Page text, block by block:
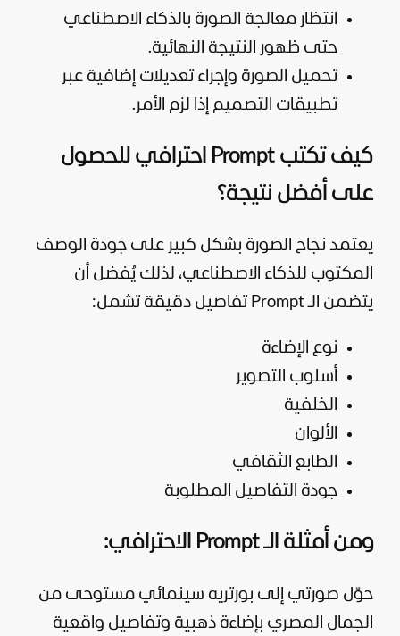
انتظار معالجة الصورة بالذكاء الاصطناعي
حتى ظهور النتيجة النهائية.
تحميل الصورة وإجراء تعديلات إضافية عبر
تطبيقات التصميم إذا لزم الأمر.
كيف تكتب Prompt احترافي للحصول
على أفضل نتيجة؟
يعتمد نجاح الصورة بشكل كبير على جودة الوصف
المكتوب للذكاء الاصطناعي، لذلك يُفضل أن
يتضمن الـ Prompt تفاصيل دقيقة تشمل:
نوع الإضاءة
أسلوب التصوير
الخلفية
الألوان
الطابع الثقافي
جودة التفاصيل المطلوبة
ومن أمثلة الـ Prompt الاحترافي:
حوّل صورتي إلى بورتريه سينمائي مستوحى من
الجمال المصري بإضاءة ذهبية وتفاصيل واقعية